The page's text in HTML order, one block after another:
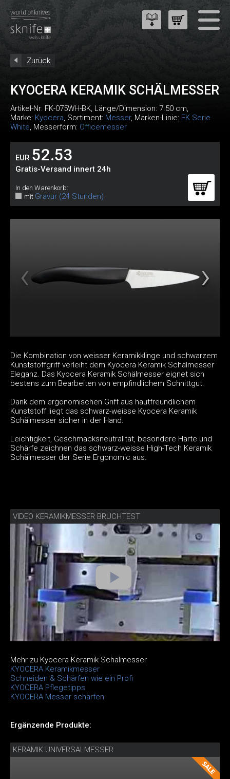
Zurück
KYOCERA KERAMIK SCHÄLMESSER
Artikel-Nr: FK-075WH-BK, Länge/Dimension: 7.50 cm,
Marke: Kyocera, Sortiment: Messer, Marken-Linie: FK Serie
White, Messerform: Officemesser
EUR 52.53
Gratis-Versand innert 24h
In den Warenkorb:
mit Gravur (24 Stunden)
Die Kombination von weisser Keramikklinge und schwarzem
Kunststoffgriff verleiht dem Kyocera Keramik Schälmesser
Eleganz. Das Kyocera Keramik Schälmesser eignet sich
bestens zum Bearbeiten von empfindlichem Schnittgut.
Dank dem ergonomischen Griff aus hautfreundlichem
Kunststoff liegt das schwarz-weisse Kyocera Keramik
Schälmesser sicher in der Hand.
Leichtigkeit, Geschmacksneutralität, besondere Härte und
Schärfe zeichnen das schwarz-weisse High-Tech Keramik
Schälmesser der Serie Ergonomic aus.
VIDEO KERAMIKMESSER BRUCHTEST
Mehr zu Kyocera Keramik Schälmesser
KYOCERA Keramikmesser
Schneiden & Schärfen wie ein Profi
KYOCERA Pflegetipps
KYOCERA Messer schärfen
Ergänzende Produkte:
KERAMIK UNIVERSALMESSER